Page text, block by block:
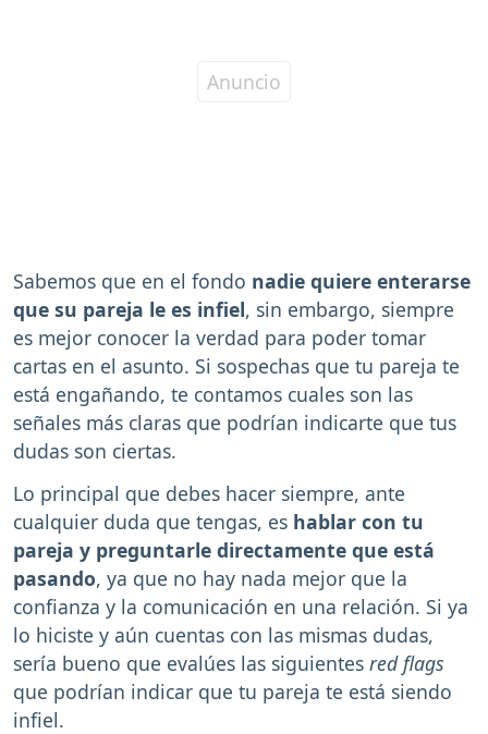
Sabemos que en el fondo nadie quiere enterarse
que su pareja le es infiel, sin embargo, siempre
es mejor conocer la verdad para poder tomar
cartas en el asunto. Si sospechas que tu pareja te
está engañando, te contamos cuales son las
señales más claras que podrían indicarte que tus
dudas son ciertas.
Lo principal que debes hacer siempre, ante
cualquier duda que tengas, es hablar con tu
pareja y preguntarle directamente que está
pasando, ya que no hay nada mejor que la
confianza y la comunicación en una relación. Si ya
lo hiciste y aún cuentas con las mismas dudas,
sería bueno que evalúes las siguientes red flags
que podrían indicar que tu pareja te está siendo
infiel.